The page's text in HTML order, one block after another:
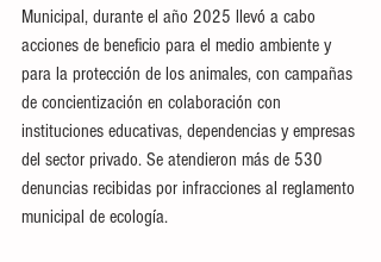
Municipal, durante el año 2025 llevó a cabo
acciones de beneficio para el medio ambiente y
para la protección de los animales, con campañas
de concientización en colaboración con
instituciones educativas, dependencias y empresas
del sector privado. Se atendieron más de 530
denuncias recibidas por infracciones al reglamento
municipal de ecología.